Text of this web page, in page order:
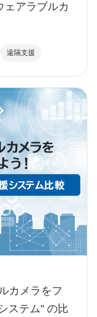
ェアラブルカ
遠隔支援
カメラをフ
ステム" の比